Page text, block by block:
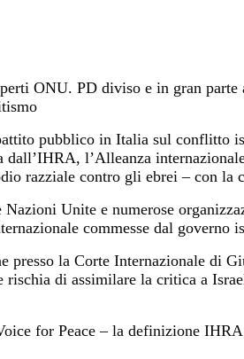
ONU. PD diviso e in gran
pubblico in Italia sul conflitto
l’Alleanza
razziale contro gli ebrei – con
Unite e numerose
commesse dal governo
presso la Corte Internazionale di
di assimilare la critica a
for Peace – la definizione